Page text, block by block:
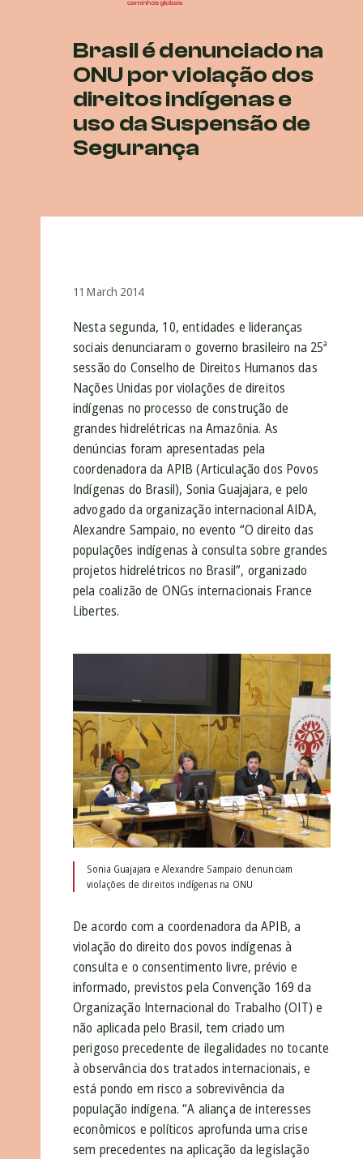
Brasil é denunciado na
ONU por violação dos
direitos indígenas e
uso da Suspensão de
Segurança
11 March 2014
Nesta segunda, 10, entidades e lideranças
sociais denunciaram o governo brasileiro na 25ª
sessão do Conselho de Direitos Humanos das
Nações Unidas por violações de direitos
indígenas no processo de construção de
grandes hidrelétricas na Amazônia. As
denúncias foram apresentadas pela
coordenadora da APIB (Articulação dos Povos
Indígenas do Brasil), Sonia Guajajara, e pelo
advogado da organização internacional AIDA,
Alexandre Sampaio, no evento “O direito das
populações indígenas à consulta sobre grandes
projetos hidrelétricos no Brasil”, organizado
pela coalizão de ONGs internacionais France
Libertes.
Sonia Guajajara e Alexandre Sampaio denunciam
violações de direitos indígenas na ONU
De acordo com a coordenadora da APIB, a
violação do direito dos povos indígenas à
consulta e o consentimento livre, prévio e
informado, previstos pela Convenção 169 da
Organização Internacional do Trabalho (OIT) e
não aplicada pelo Brasil, tem criado um
perigoso precedente de ilegalidades no tocante
à observância dos tratados internacionais, e
está pondo em risco a sobrevivência da
população indígena. “A aliança de interesses
econômicos e políticos aprofunda uma crise
sem precedentes na aplicação da legislação